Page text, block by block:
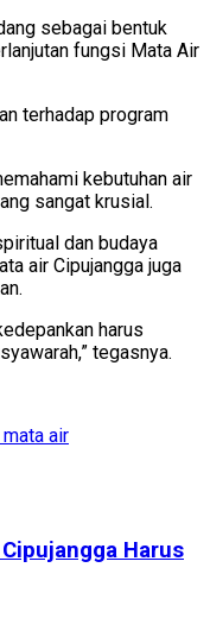
sebagai bentuk
fungsi Mata Air
terhadap program
kebutuhan air
sangat krusial.
dan budaya
air Cipujangga juga
harus
tegasnya.
air
Harus